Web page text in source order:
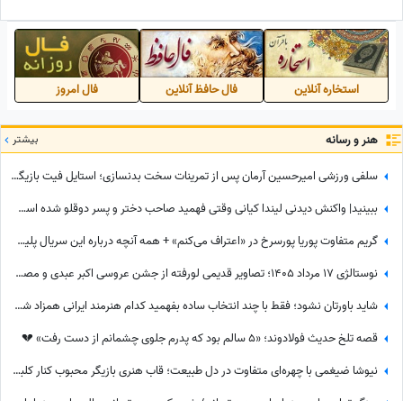
ارسال کرده بود و...
استخاره آنلاین فال حافظ آنلاین فال امروز
هنر و رسانه بیشتر
سلفی ورزشی امیرحسین آرمان پس از تمرینات سخت بدنسازی؛ استایل فیت بازیگر محبوب در باشگاه
ببینید| واکنش دیدنی لیندا کیانی وقتی فهمید صاحب دختر و پسر دوقلو شده است؛ حس عجیبی داشتم چون فهمیدم پسرم یه...
گریم متفاوت پوریا پورسرخ در «اعتراف می‌کنم» + همه آنچه درباره این سریال پلیسی باید بدانید
نوستالژی 17 مرداد 1405؛ تصاویر قدیمی لورفته از جشن عروسی اکبر عبدی و مصی خانوم در مرداد 1365
شاید باورتان نشود؛ فقط با چند انتخاب ساده بفهمید کدام هنرمند ایرانی همزاد شخصیتی شماست! از شوخ‌طبعی نعیمه نظام‌دوست تا احساسات عمیق شهاب حسینی؛ شما شبیه کدام‌یک هستید؟
قصه تلخ حدیث فولادوند؛ «5 سالم بود که پدرم جلوی چشمانم از دست رفت» 💔
نیوشا ضیغمی با چهره‌ای متفاوت در دل طبیعت؛ قاب هنری بازیگر محبوب کنار کلبه چوبی